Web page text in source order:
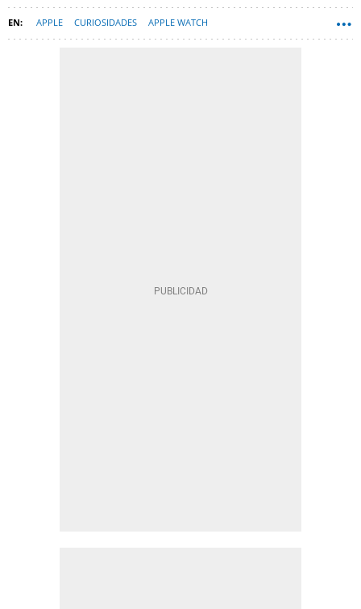
APPLE CURIOSIDADES APPLE WATCH